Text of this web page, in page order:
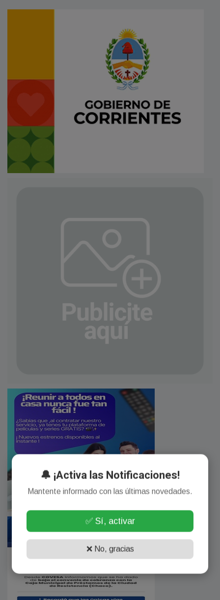
🔔 ¡Activa las Notificaciones!
Mantente informado con las últimas novedades.
✅ Sí, activar
❌ No, gracias